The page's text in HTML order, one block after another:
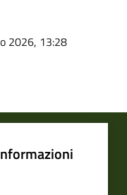
2026, 13:28